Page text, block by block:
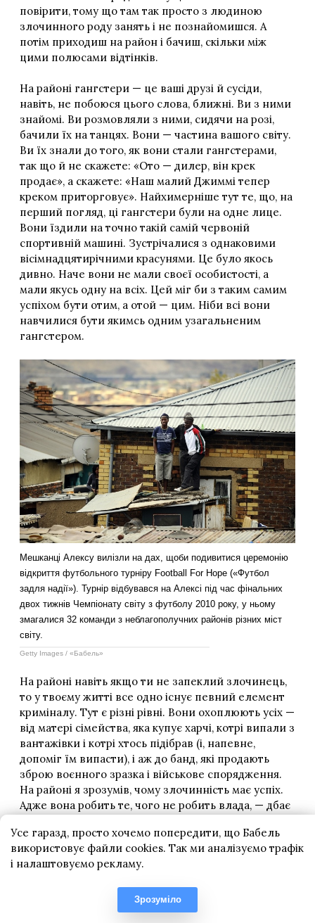
Усе гаразд, просто хочемо попередити, що Бабель
використовує файли cookies. Так ми аналізуємо трафік
і налаштовуємо рекламу.
Зрозуміло